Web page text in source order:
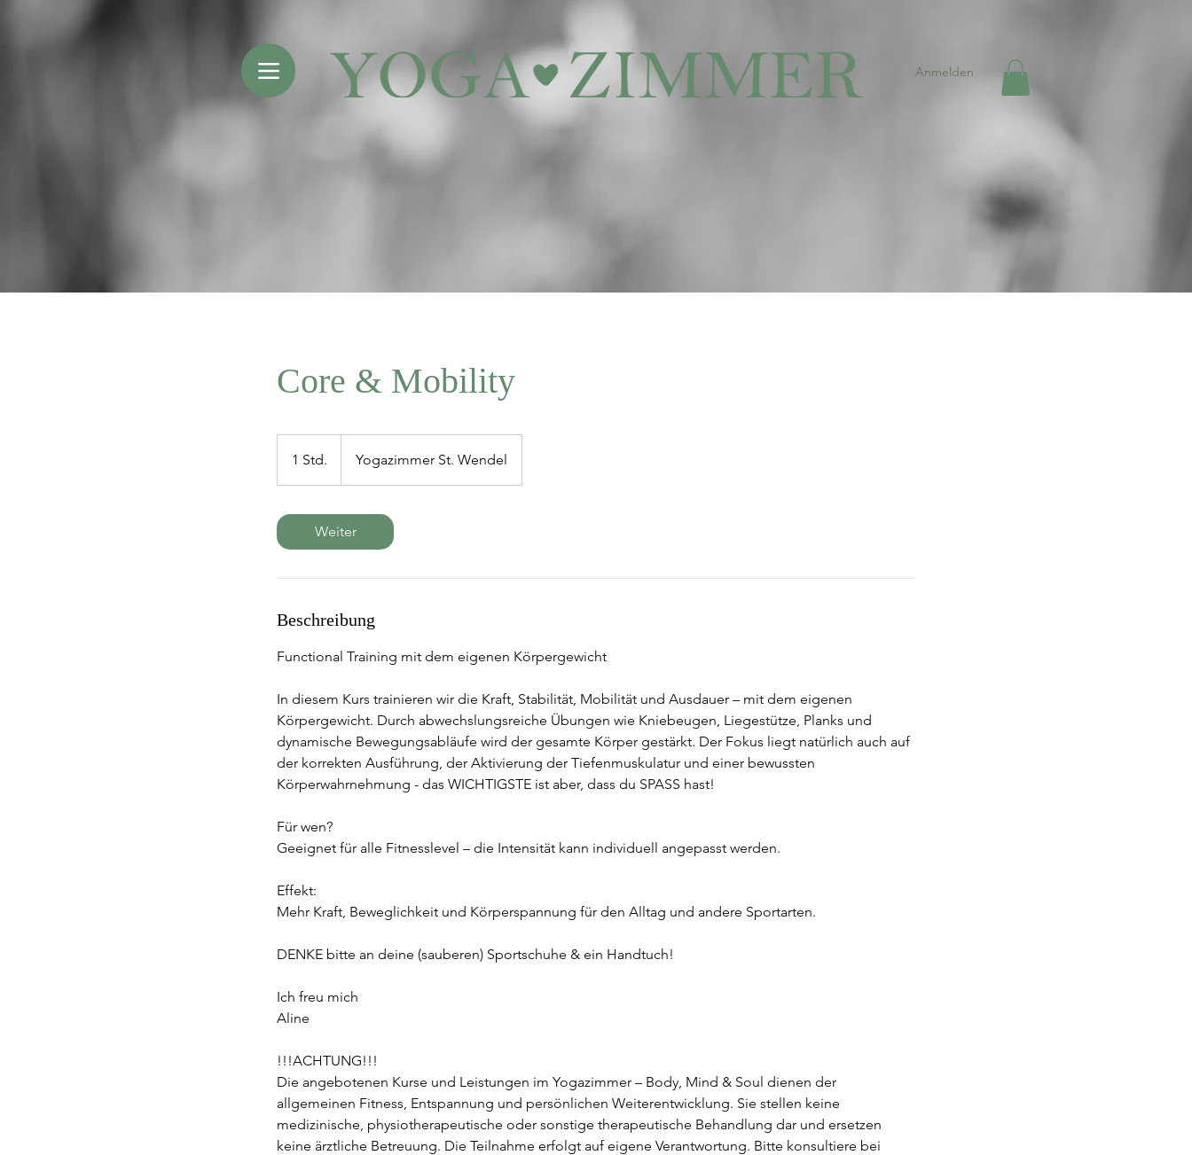
Anmelden
Core & Mobility
1 Std.
d
Yogazimmer St. Wendel
Weiter
Beschreibung
Functional Training mit dem eigenen Körpergewicht
In diesem Kurs trainieren wir die Kraft, Stabilität, Mobilität und Ausdauer – mit dem eigenen
Körpergewicht. Durch abwechslungsreiche Übungen wie Kniebeugen, Liegestütze, Planks und
dynamische Bewegungsabläufe wird der gesamte Körper gestärkt. Der Fokus liegt natürlich auch auf
der korrekten Ausführung, der Aktivierung der Tiefenmuskulatur und einer bewussten
Körperwahrnehmung - das WICHTIGSTE ist aber, dass du SPASS hast!
Für wen?
Geeignet für alle Fitnesslevel – die Intensität kann individuell angepasst werden.
Effekt:
Mehr Kraft, Beweglichkeit und Körperspannung für den Alltag und andere Sportarten.
DENKE bitte an deine (sauberen) Sportschuhe & ein Handtuch!
Ich freu mich
Aline
!!!ACHTUNG!!!
Die angebotenen Kurse und Leistungen im Yogazimmer – Body, Mind & Soul dienen der
allgemeinen Fitness, Entspannung und persönlichen Weiterentwicklung. Sie stellen keine
medizinische, physiotherapeutische oder sonstige therapeutische Behandlung dar und ersetzen
keine ärztliche Betreuung. Die Teilnahme erfolgt auf eigene Verantwortung. Bitte konsultiere bei